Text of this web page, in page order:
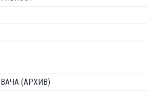
(АРХИВ)